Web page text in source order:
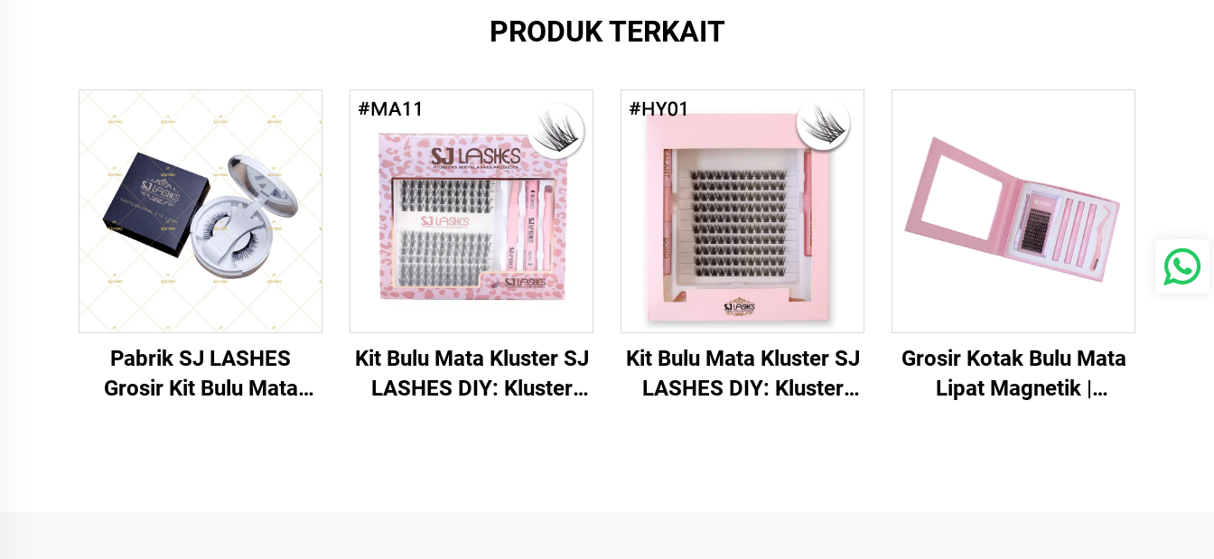
PRODUK TERKAIT
Pabrik SJ LASHES
Grosir Kit Bulu Mata
Kit Bulu Mata Kluster SJ
LASHES DIY: Kluster
Kit Bulu Mata Kluster SJ
LASHES DIY: Kluster
Grosir Kotak Bulu Mata
Lipat Magnetik |